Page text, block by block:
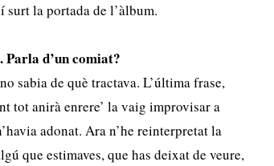
surt la portada de l’àlbum.
d’un comiat?
sabia de què tractava. L’última frase,
tot anirà enrere’ la vaig improvisar a
adonat. Ara n’he reinterpretat la
que estimaves, que has deixat de veure,